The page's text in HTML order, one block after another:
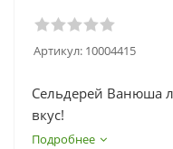
Артикул: 10004415
Сельдерей Ванюша
вкус!
Подробнее